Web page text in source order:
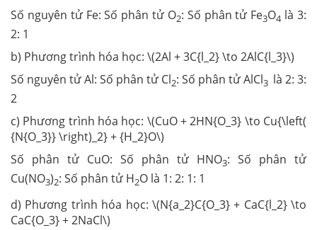
Số nguyên tử Fe: Số phân tử O2: Số phân tử Fe3O4 là 3:
2: 1
b) Phương trình hóa học: \(2Al + 3C{l_2} \to 2AlC{l_3}\)
Số nguyên tử Al: Số phân tử Cl2: Số phân tử AlCl3 là 2: 3:
2
c) Phương trình hóa học: \(CuO + 2HN{O_3} \to Cu{\left(
{N{O_3}} \right)_2} + {H_2}O\)
Số phân tử CuO: Số phân tử HNO3: Số phân tử
Cu(NO3)2: Số phân tử H2O là 1: 2: 1: 1
d) Phương trình hóa học: \(N{a_2}C{O_3} + CaC{l_2} \to
CaC{O_3} + 2NaCl\)